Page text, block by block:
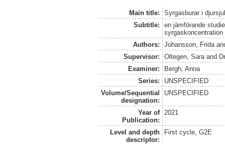
Main title:
Syrgasburar i
Subtitle:
en jämförande
syrgaskoncentration
Authors:
Johansson, Frida
Supervisor:
Oltegen, Sara and
Examiner:
Bergh, Anna
Series:
UNSPECIFIED
Volume/Sequential
designation:
UNSPECIFIED
Year of
Publication:
2021
Level and depth
descriptor:
First cycle, G2E